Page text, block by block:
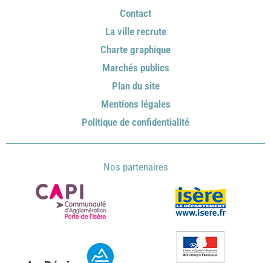
Contact
La ville recrute
Charte graphique
Marchés publics
Plan du site
Mentions légales
Politique de confidentialité
Nos partenaires